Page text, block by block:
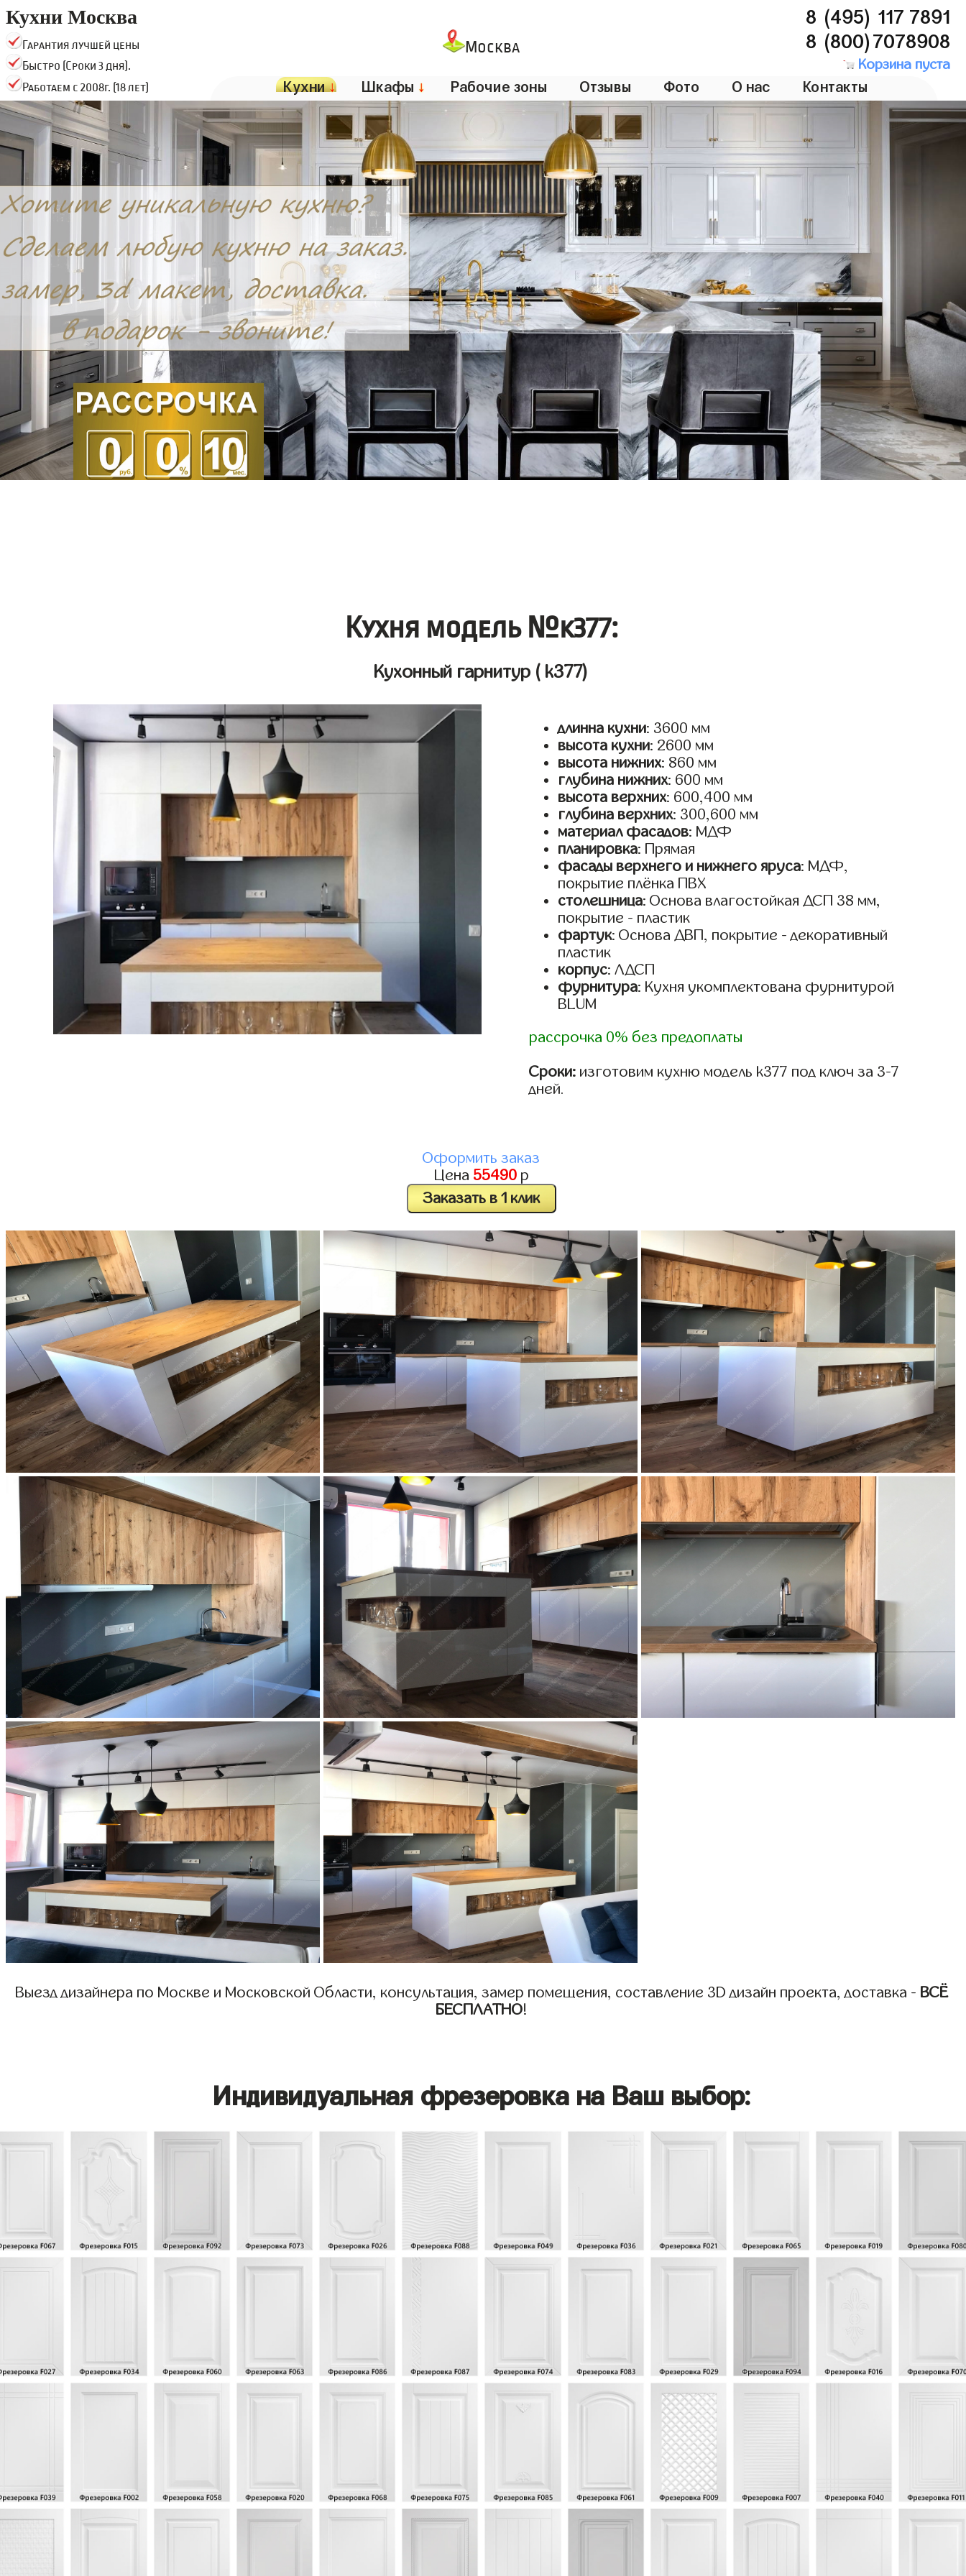
Кухни Москва
Гарантия лучшей цены
Быстро (Сроки 3 дня).
Работаем с 2008г. (18 лет)
Москва
8 (495) 117 7891
8 (800)7078908
Корзина пуста
Кухни↓ Шкафы ↓ Рабочие зоны Отзывы Фото О нас Контакты
Кухня модель №k377:
Кухонный гарнитур ( k377)
длинна кухни: 3600 мм
высота кухни: 2600 мм
высота нижних: 860 мм
глубина нижних: 600 мм
высота верхних: 600,400 мм
глубина верхних: 300,600 мм
материал фасадов: МДФ
планировка: Прямая
фасады верхнего и нижнего яруса: МДФ,
покрытие плёнка ПВХ
столешница: Основа влагостойкая ДСП 38 мм,
покрытие - пластик
фартук: Основа ДВП, покрытие - декоративный
пластик
корпус: ЛДСП
фурнитура: Кухня укомплектована фурнитурой
BLUM
рассрочка 0% без предоплаты
Сроки: изготовим кухню модель k377 под ключ за 3-7
дней.
Оформить заказ
Цена 55490р
Заказать в 1 клик
Выезд дизайнера по Москве и Московской Области, консультация, замер помещения, составление 3D дизайн проекта, доставка - ВСЁ
БЕСПЛАТНО!
Индивидуальная фрезеровка на Ваш выбор: